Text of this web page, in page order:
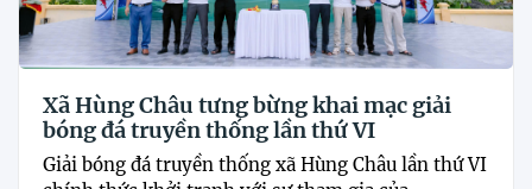
Xã Hùng Châu tưng bừng khai mạc giải
bóng đá truyền thống lần thứ VI
Giải bóng đá truyền thống xã Hùng Châu lần thứ VI